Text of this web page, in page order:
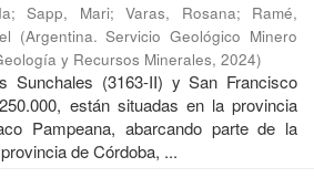
;Sapp, Mari;Varas, Rosana; Ramé,
(Argentina. Servicio Geológico Minero
y Recursos Minerales, 2024)
Sunchales (3163-II) y San Francisco
están situadas en la provincia
Pampeana, abarcando parte de la
de Córdoba, ...